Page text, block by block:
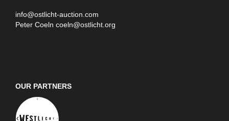
info@ostlicht-auction.com
Peter Coeln coeln@ostlicht.org
OUR PARTNERS